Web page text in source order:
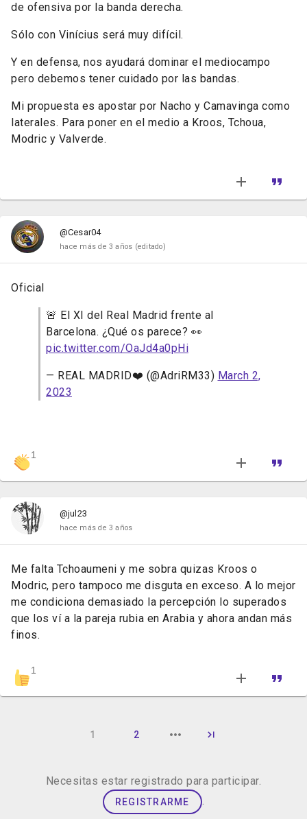
de ofensiva por la banda derecha.
Sólo con Vinícius será muy difícil.
Y en defensa, nos ayudará dominar el mediocampo
pero debemos tener cuidado por las bandas.
Mi propuesta es apostar por Nacho y Camavinga como
laterales. Para poner en el medio a Kroos, Tchoua,
Modric y Valverde.
@Cesar04
hace más de 3 años (editado)
Oficial
🚨 El XI del Real Madrid frente al
Barcelona. ¿Qué os parece? 👀
pic.twitter.com/OaJd4a0pHi
— REAL MADRID❤️ (@AdriRM33) March 2,
2023
1
@jul23
hace más de 3 años
Me falta Tchoaumeni y me sobra quizas Kroos o
Modric, pero tampoco me disguta en exceso. A lo mejor
me condiciona demasiado la percepción lo superados
que los ví a la pareja rubia en Arabia y ahora andan más
finos.
1
1 2
Necesitas estar registrado para participar.
REGISTRARME .